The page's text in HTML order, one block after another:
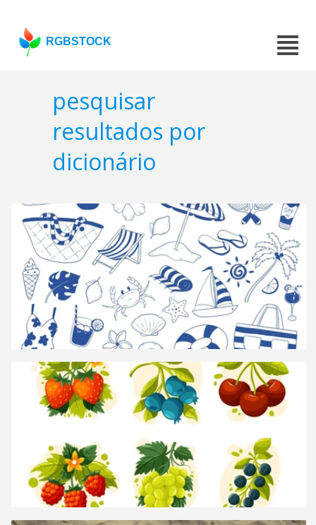
RGBSTOCK
pesquisar
resultados por
dicionário